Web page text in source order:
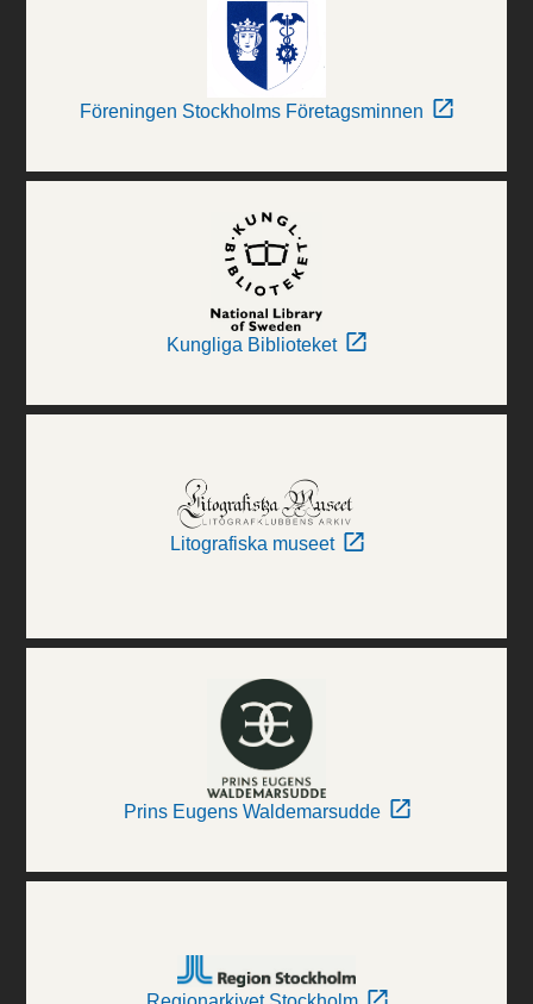
Föreningen Stockholms Företagsminnen
Kungliga Biblioteket
Litografiska museet
Prins Eugens Waldemarsudde